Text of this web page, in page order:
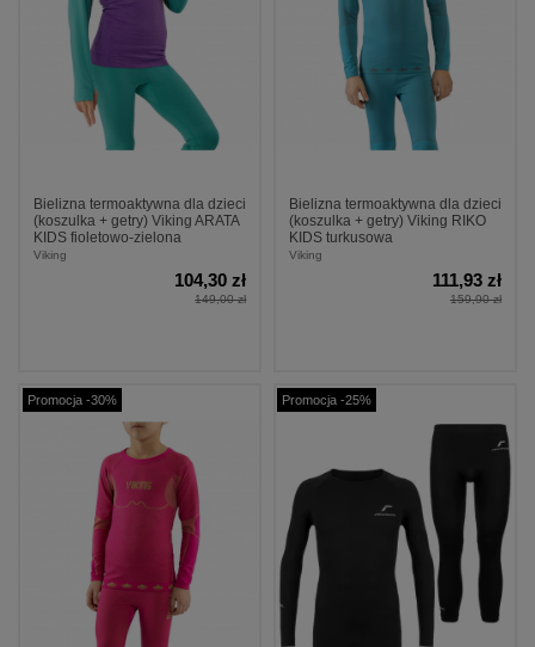
Bielizna termoaktywna dla dzieci
(koszulka + getry) Viking ARATA
KIDS fioletowo-zielona
Viking
104,30 zł
149,00 zł
Bielizna termoaktywna dla dzieci
(koszulka + getry) Viking RIKO
KIDS turkusowa
Viking
111,93 zł
159,90 zł
Promocja -30% Promocja -25%